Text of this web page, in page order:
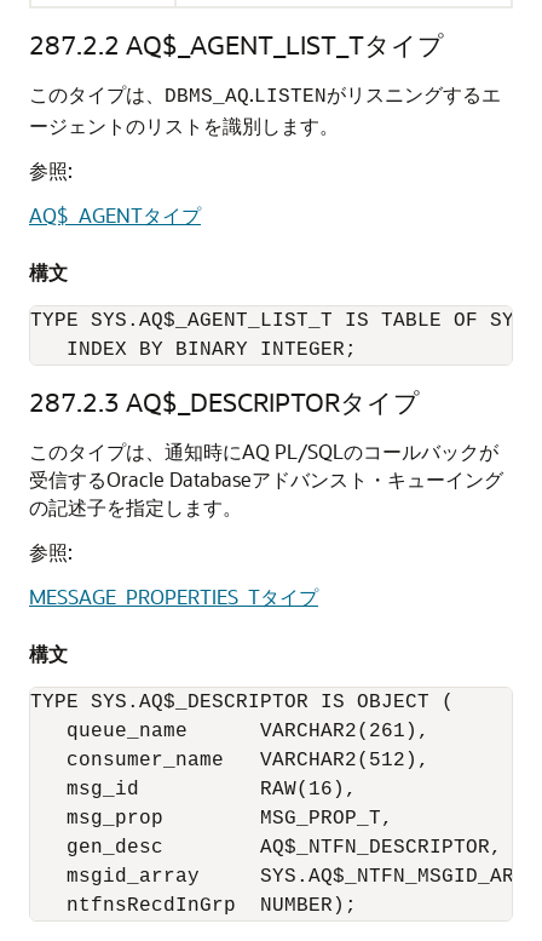
287.2.2 AQ$_AGENT_LIST_Tタイプ
このタイプは、 DBMS_AQ.LISTENがリスニングするエ
ージェントのリストを識別します。
参照:
AQ$_AGENTタイプ
構文
TYPE SYS.AQ$_AGENT_LIST_T IS TABLE OF
   INDEX BY BINARY INTEGER;
287.2.3 AQ$_DESCRIPTORタイプ
このタイプは、通知時にAQ PL/SQLのコールバックが
受信するOracle Databaseアドバンスト・キューイング
の記述子を指定します。
参照:
MESSAGE_PROPERTIES_Tタイプ
構文
TYPE SYS.AQ$_DESCRIPTOR IS OBJECT (
   queue_name      VARCHAR2(261),
   consumer_name   VARCHAR2(512),
   msg_id          RAW(16),
   msg_prop        MSG_PROP_T,
   gen_desc        AQ$_NTFN_DESCRIPTOR,
msgid_array
   ntfnsRecdInGrp  NUMBER);